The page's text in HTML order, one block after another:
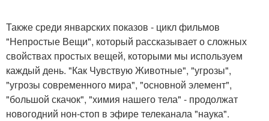
Также среди январских показов - цикл фильмов
"Непростые Вещи", который рассказывает о сложных
свойствах простых вещей, которыми мы используем
каждый день. "Как Чувствую Животные", "угрозы",
"угрозы современного мира", "основной элемент",
"большой скачок", "химия нашего тела" - продолжат
новогодний нон-стоп в эфире телеканала "наука".